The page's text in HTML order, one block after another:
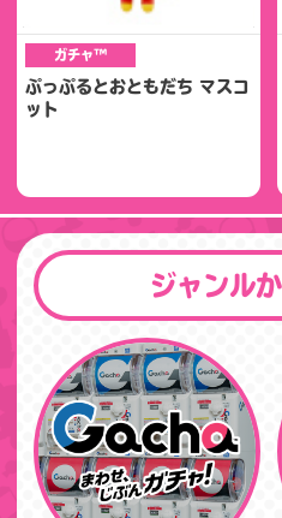
ガチャ™
ぷっぷるとおともだち マスコ
ット
ジャンル